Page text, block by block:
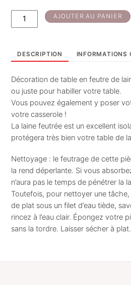
quantité
de
dessous
plat
AJOUTER AU PANIER
DESCRIPTION INFORMATIONS
Décoration de table en feutre de
ou juste pour habiller votre table.
Vous pouvez également y poser
votre casserole !
La laine feutrée est un excellent
protégera très bien votre table de
Nettoyage : le feutrage de cette
la rend déperlante. Si vous
n’aura pas le temps de pénétrer la
Toutefois, pour nettoyer une
de plat sous un filet d’eau tiède,
rincez à l’eau clair. Épongez votre
sans la tordre. Laisser sécher à plat.